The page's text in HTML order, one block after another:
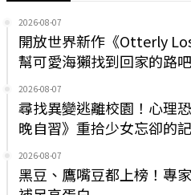
2026-08-07
開放世界新作《Otterly
幫可愛海獺找到回家的路吧
2026-08-07
尋找異變逃離校園！心理
晚自習》重拾少女忘卻的
2026-08-07
黑豆、鷹嘴豆都上榜！專